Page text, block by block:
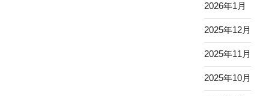
2026年1月
2025年12月
2025年11月
2025年10月